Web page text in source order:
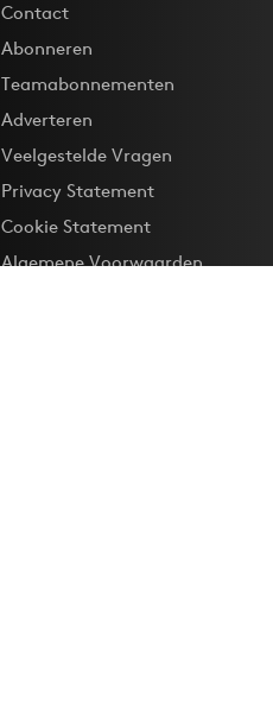
Contact
Abonneren
Teamabonnementen
Adverteren
Veelgestelde Vragen
Privacy Statement
Cookie Statement
Algemene Voorwaarden